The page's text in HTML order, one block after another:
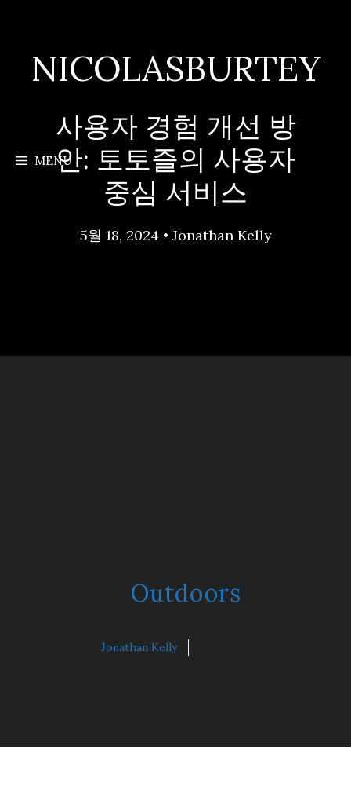
contentNICOLASBURTEY
MENU
사용자 경험 개선 방
안: 토토즐의 사용자
중심 서비스
5월 18, 2024 • Jonathan Kelly
Outdoors
Jonathan Kelly